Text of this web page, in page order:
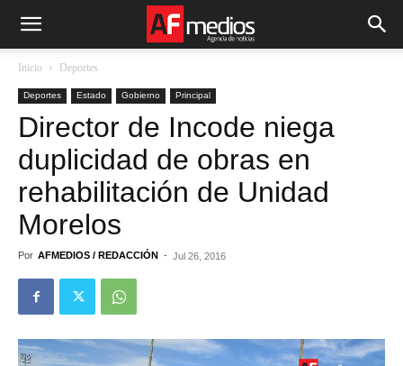
Inicio Deportes
Deportes Estado Gobierno Principal
Director de Incode niega
duplicidad de obras en
rehabilitación de Unidad
Morelos
Por AFMEDIOS / REDACCIÓN - Jul 26, 2016